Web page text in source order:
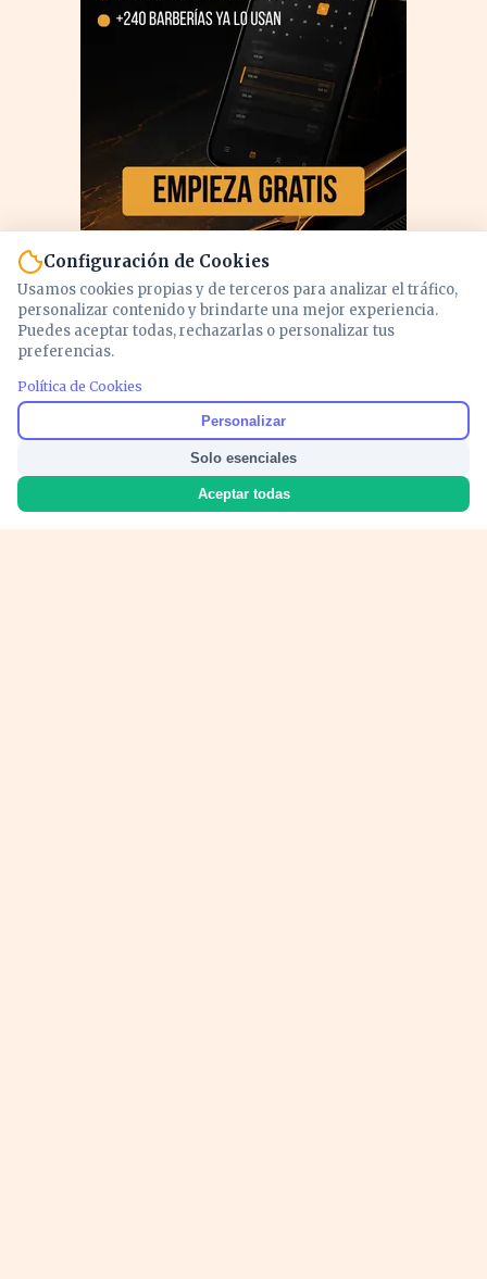
Configuración de Cookies
Usamos cookies propias y de terceros para analizar el tráfico,
personalizar contenido y brindarte una mejor experiencia.
Puedes aceptar todas, rechazarlas o personalizar tus
preferencias.
Política de Cookies
Personalizar
Solo esenciales
Aceptar todas